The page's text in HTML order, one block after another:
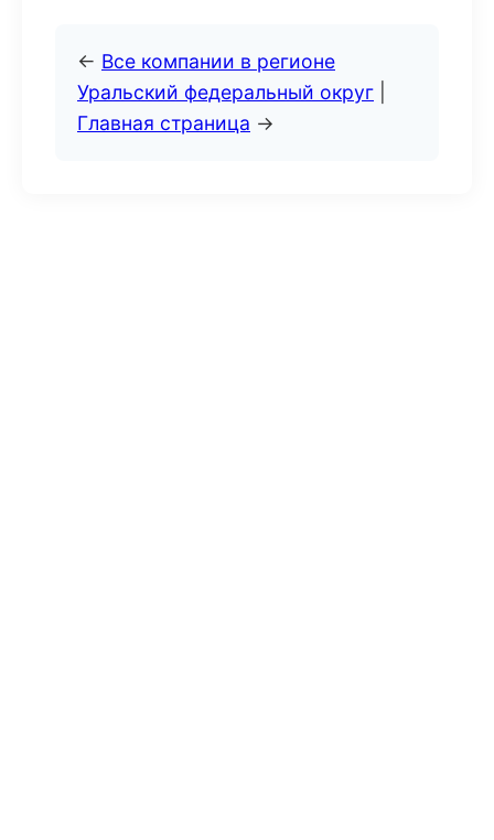
← Все компании в регионе
Уральский федеральный округ
Главная страница →